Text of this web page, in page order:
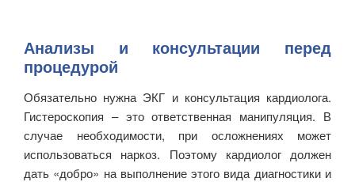
Анализы и консультации перед
процедурой
Обязательно нужна ЭКГ и консультация кардиолога.
Гистероскопия – это ответственная манипуляция. В
случае необходимости, при осложнениях может
использоваться наркоз. Поэтому кардиолог должен
дать «добро» на выполнение этого вида диагностики и